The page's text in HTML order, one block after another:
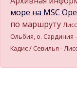
море на MSC
по маршруту
Ольбия, о. Сардиния
Кадиc / Севилья -